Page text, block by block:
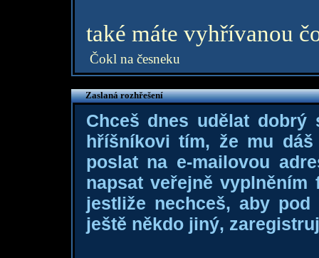
také máte vyhřívanou
Čokl na česneku
Zaslaná rozhřešení
Chceš dnes udělat dobrý
hříšníkovi tím, že mu
poslat na e-mailovou
napsat veřejně
jestliže nechceš, aby
ještě někdo jiný,